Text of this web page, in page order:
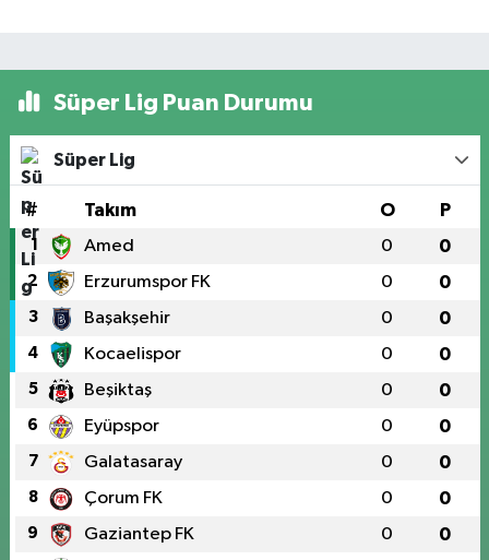
Süper Lig Puan Durumu
Süper Lig
# Takım O P
1 Amed 0 0
2 Erzurumspor FK 0 0
3 Başakşehir 0 0
4 Kocaelispor 0 0
5 Beşiktaş 0 0
6 Eyüpspor 0 0
7 Galatasaray 0 0
8 Çorum FK 0 0
9 Gaziantep FK 0 0